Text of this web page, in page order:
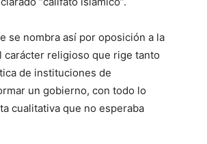
se nombra así por oposición a la
carácter religioso que rige tanto
de instituciones de
un gobierno, con todo lo
cualitativa que no esperaba